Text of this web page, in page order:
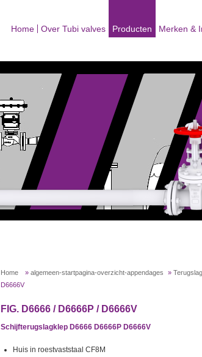
Home Over Tubi valves Producten Merken &
Home » algemeen-startpagina-overzicht-appendages »
D6666V
FIG. D6666 / D6666P / D6666V
Schijfterugslagklep D6666 D6666P D6666V
Huis in roestvaststaal CF8M